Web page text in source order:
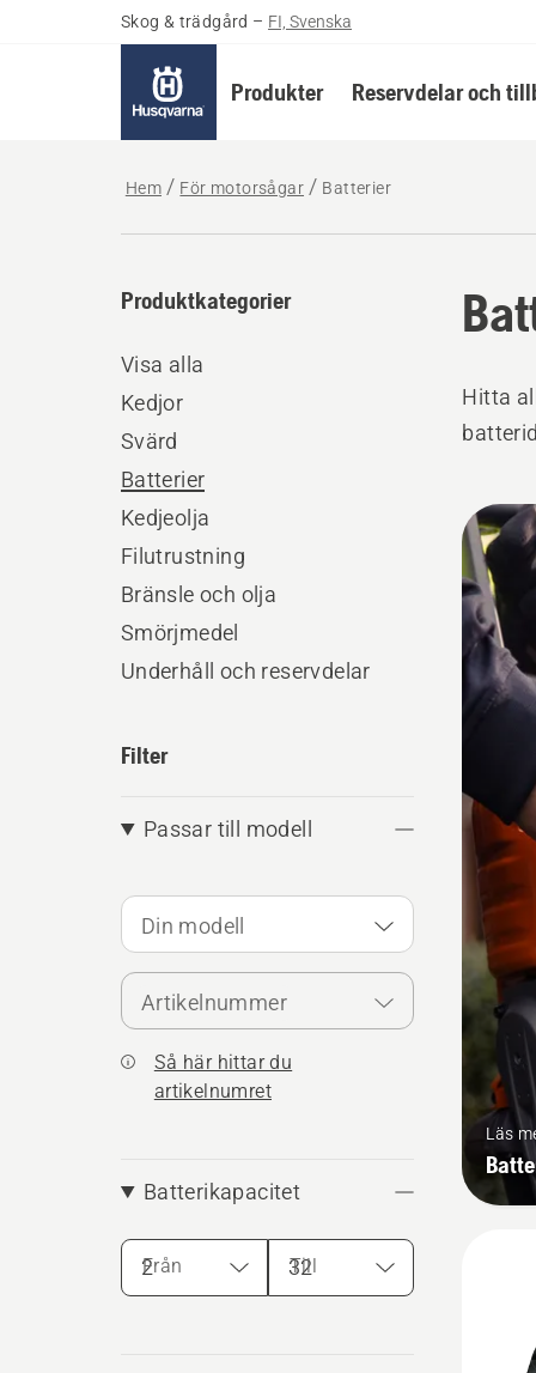
Skog & trädgård – FI, Svenska
Produkter Reservdelar och
Hem För motorsågar Batterier
Produktkategorier
Visa alla
Kedjor
Svärd
Batterier
Kedjeolja
Filutrustning
Bränsle och olja
Smörjmedel
Underhåll och reservdelar
Filter
Passar till modell
Din modell
Artikelnummer
Så här hittar du
artikelnumret
Batterikapacitet
Från Till
Hitta
Alla
Läs